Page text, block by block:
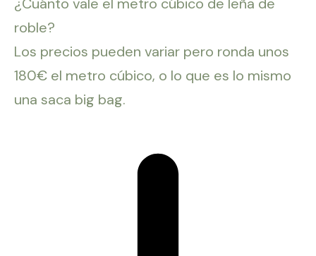
roble?
Los precios pueden variar pero ronda unos
180€ el metro cúbico, o lo que es lo mismo
una saca big bag.